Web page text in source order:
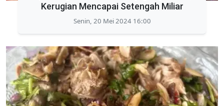
Kerugian Mencapai Setengah Miliar
Senin, 20 Mei 2024 16:00